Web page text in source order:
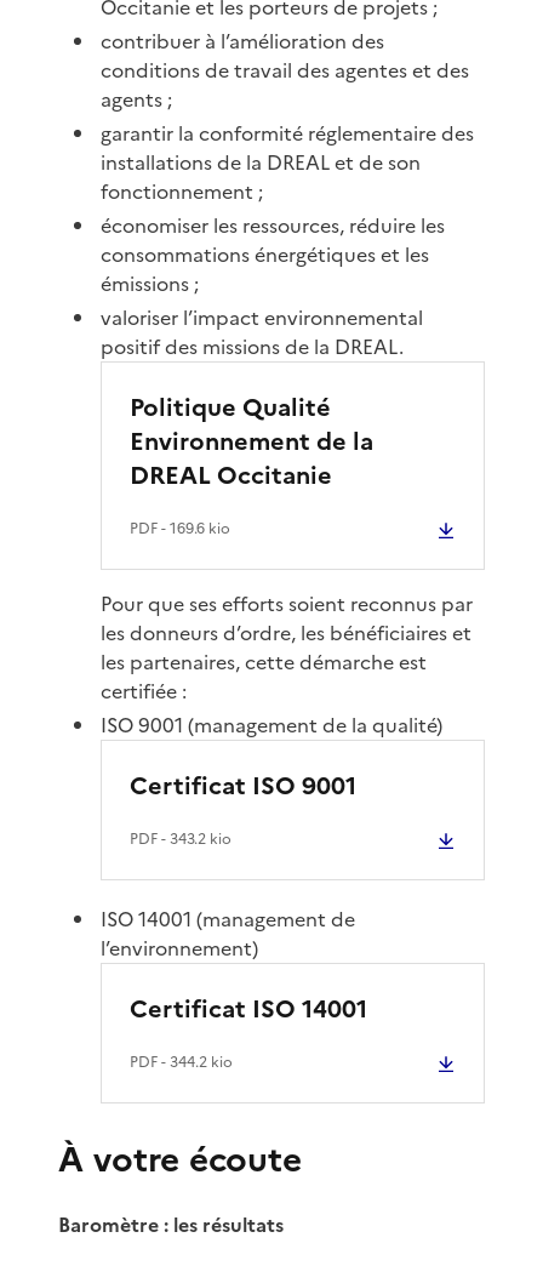
Occitanie et les porteurs de projets ;
contribuer à l’amélioration des
conditions de travail des agentes et des
agents ;
garantir la conformité réglementaire des
installations de la DREAL et de son
fonctionnement ;
économiser les ressources, réduire les
consommations énergétiques et les
émissions ;
valoriser l’impact environnemental
positif des missions de la DREAL.
Politique Qualité
Environnement de la
DREAL Occitanie
PDF- 169.6 kio
Pour que ses efforts soient reconnus par
les donneurs d’ordre, les bénéficiaires et
les partenaires, cette démarche est
certifiée :
ISO 9001 (management de la qualité)
Certificat ISO 9001
PDF- 343.2 kio
ISO 14001 (management de
l’environnement)
Certificat ISO 14001
PDF- 344.2 kio
À votre écoute
Baromètre : les résultats